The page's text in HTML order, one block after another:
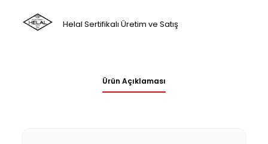
Helal Sertifikalı Üretim ve Satış
Ürün Açıklaması